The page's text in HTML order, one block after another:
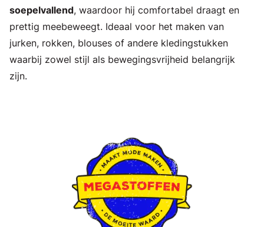
soepelvallend, waardoor hij comfortabel draagt en
prettig meebeweegt. Ideaal voor het maken van
jurken, rokken, blouses of andere kledingstukken
waarbij zowel stijl als bewegingsvrijheid belangrijk
zijn.